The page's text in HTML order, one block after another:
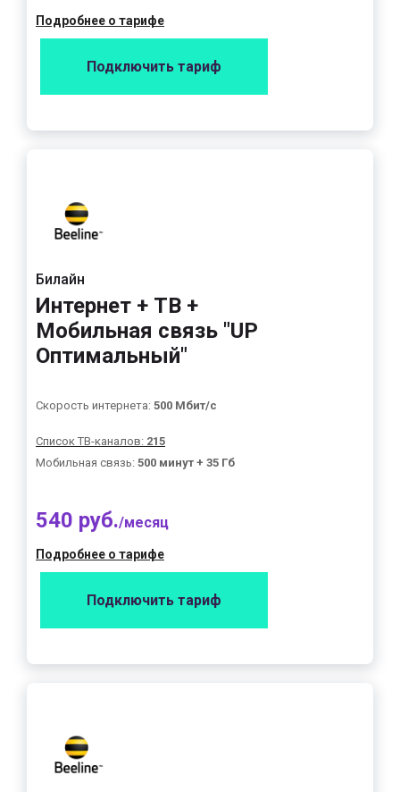
Подробнее о тарифе
Подключить тариф
Билайн
Интернет + ТВ +
Мобильная связь "UP
Оптимальный"
Скорость интернета: 500 Мбит/с
Список ТВ-каналов: 215
Мобильная связь: 500 минут + 35 Гб
540 руб./месяц
Подробнее о тарифе
Подключить тариф